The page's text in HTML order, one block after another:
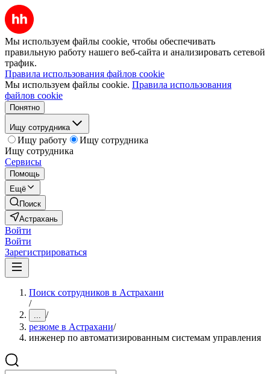
Мы используем файлы cookie, чтобы обеспечивать
правильную работу нашего веб-сайта и анализировать сетевой
трафик.
Правила использования файлов cookie
Мы используем файлы cookie. Правила использования
файлов cookie
Понятно
Ищу сотрудника
Ищу работу
Ищу сотрудника
Ищу сотрудника
Сервисы
Помощь
Ещё
Поиск
Астрахань
Войти
Войти
Зарегистрироваться
Поиск сотрудников в Астрахани
/
... /
резюме в Астрахани/
инженер по автоматизированным системам управления